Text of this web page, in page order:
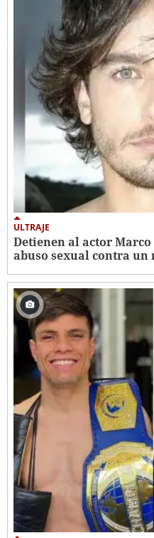
ULTRAJE
Detienen al actor
abuso sexual contra un